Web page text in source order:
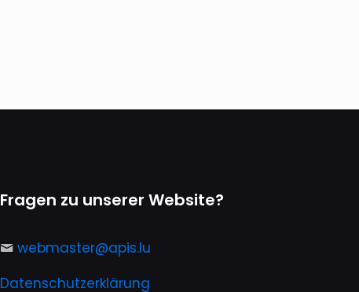
Fragen zu unserer Website?
webmaster@apis.lu
Datenschutzerklärung